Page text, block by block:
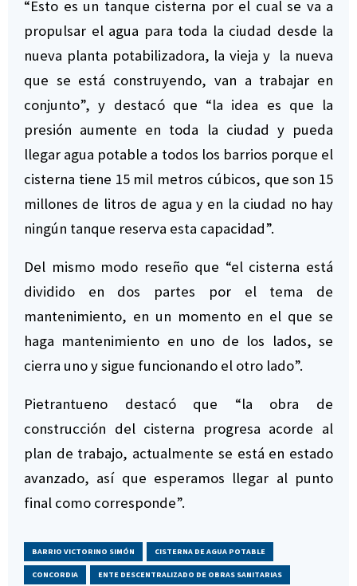
“Esto es un tanque cisterna por el cual se va a
propulsar el agua para toda la ciudad desde la
nueva planta potabilizadora, la vieja y la nueva
que se está construyendo, van a trabajar en
conjunto”, y destacó que “la idea es que la
presión aumente en toda la ciudad y pueda
llegar agua potable a todos los barrios porque el
cisterna tiene 15 mil metros cúbicos, que son 15
millones de litros de agua y en la ciudad no hay
ningún tanque reserva esta capacidad”.
Del mismo modo reseño que “el cisterna está
dividido en dos partes por el tema de
mantenimiento, en un momento en el que se
haga mantenimiento en uno de los lados, se
cierra uno y sigue funcionando el otro lado”.
Pietrantueno destacó que “la obra de
construcción del cisterna progresa acorde al
plan de trabajo, actualmente se está en estado
avanzado, así que esperamos llegar al punto
final como corresponde”.
BARRIO VICTORINO SIMÓN CISTERNA DE AGUA POTABLE
CONCORDIA ENTE DESCENTRALIZADO DE OBRAS SANITARIAS